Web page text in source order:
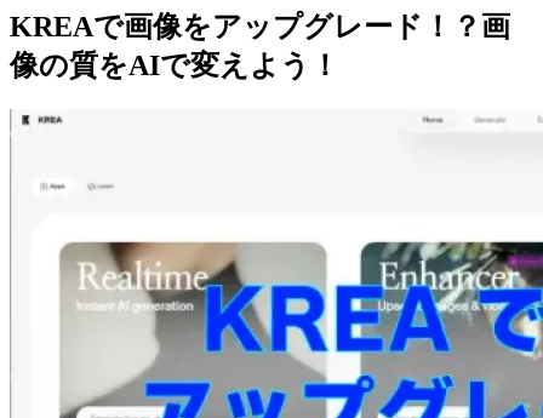
KREAで画像をアップグレード！？画
像の質をAIで変えよう！